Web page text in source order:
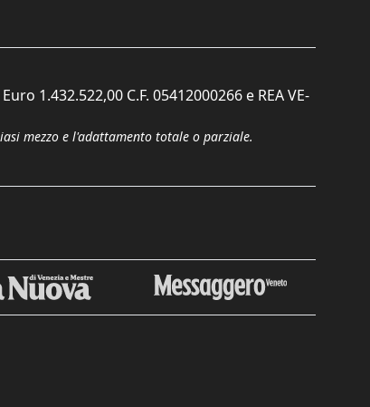
1.432.522,00 C.F. 05412000266 e REA VE-
mezzo e l'adattamento totale o parziale.